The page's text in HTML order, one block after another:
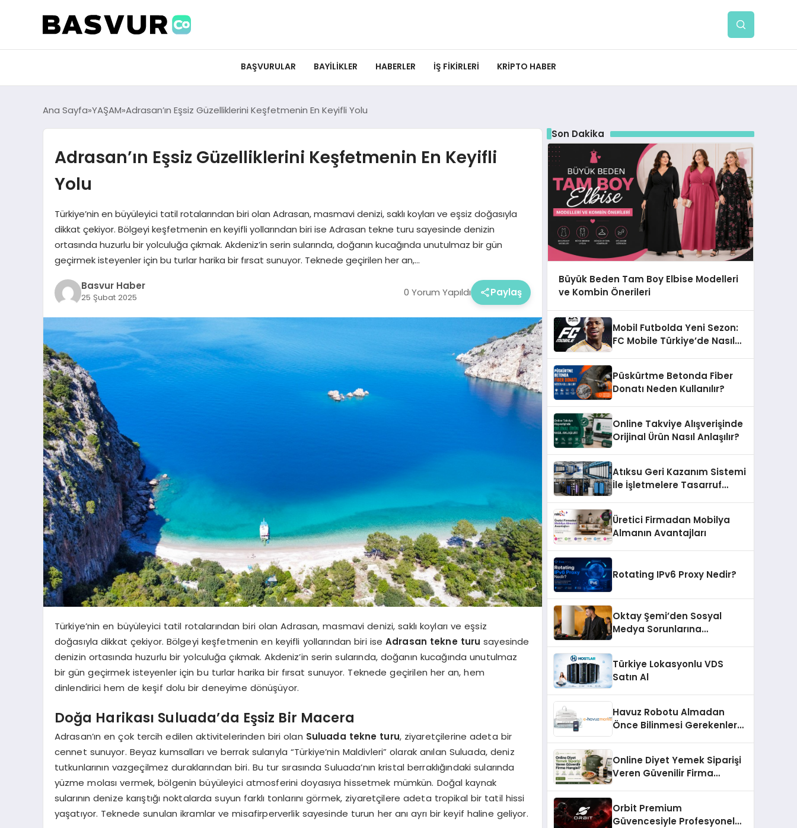
BAŞVURULAR BAYILIKLER HABERLER İŞ FIKIRLERI KRIPTO HABER
Ana Sayfa YAŞAM Adrasan’ın Eşsiz Güzelliklerini Keşfetmenin En Keyifli Yolu
Adrasan’ın Eşsiz Güzelliklerini Keşfetmenin En Keyifli
Yolu
Türkiye’nin en büyüleyici tatil rotalarından biri olan Adrasan, masmavi denizi, saklı koyları ve eşsiz doğasıyla
dikkat çekiyor. Bölgeyi keşfetmenin en keyifli yollarından biri ise Adrasan tekne turu sayesinde denizin
ortasında huzurlu bir yolculuğa çıkmak. Akdeniz’in serin sularında, doğanın kucağında unutulmaz bir gün
geçirmek isteyenler için bu turlar harika bir fırsat sunuyor. Teknede geçirilen her an,…
Basvur Haber
25 Şubat 2025 0 Yorum Yapıldı Paylaş
Türkiye’nin en büyüleyici tatil rotalarından biri olan Adrasan, masmavi denizi, saklı koyları ve eşsiz
doğasıyla dikkat çekiyor. Bölgeyi keşfetmenin en keyifli yollarından biri ise Adrasan tekne turu sayesinde
denizin ortasında huzurlu bir yolculuğa çıkmak. Akdeniz’in serin sularında, doğanın kucağında unutulmaz
bir gün geçirmek isteyenler için bu turlar harika bir fırsat sunuyor. Teknede geçirilen her an, hem
dinlendirici hem de keşif dolu bir deneyime dönüşüyor.
Doğa Harikası Suluada’da Eşsiz Bir Macera
Adrasan’ın en çok tercih edilen aktivitelerinden biri olan Suluada tekne turu, ziyaretçilerine adeta bir
cennet sunuyor. Beyaz kumsalları ve berrak sularıyla “Türkiye’nin Maldivleri” olarak anılan Suluada, deniz
tutkunlarının vazgeçilmez duraklarından biri. Bu tur sırasında Suluada’nın kristal berraklığındaki sularında
yüzme molası vermek, bölgenin büyüleyici atmosferini doyasıya hissetmek mümkün. Doğal kaynak
sularının denize karıştığı noktalarda suyun farklı tonlarını görmek, ziyaretçilere adeta tropikal bir tatil hissi
yaşatıyor. Teknede sunulan ikramlar ve misafirperverlik sayesinde turun her anı ayrı bir keyif haline geliyor.
Son Dakika
Büyük Beden Tam Boy Elbise Modelleri
ve Kombin Önerileri
Mobil Futbolda Yeni Sezon:
FC Mobile Türkiye’de Nasıl
Püskürtme Betonda Fiber
Donatı Neden Kullanılır?
Online Takviye Alışverişinde
Orijinal Ürün Nasıl Anlaşılır?
Atıksu Geri Kazanım Sistemi
İle İşletmelere Tasarruf
Üretici Firmadan Mobilya
Almanın Avantajları
Rotating IPv6 Proxy Nedir?
Oktay Şemi’den Sosyal
Medya Sorunlarına
Türkiye Lokasyonlu VDS
Satın Al
Havuz Robotu Almadan
Önce Bilinmesi Gerekenler
Online Diyet Yemek Siparişi
Veren Güvenilir Firma
Orbit Premium
Güvencesiyle Profesyonel